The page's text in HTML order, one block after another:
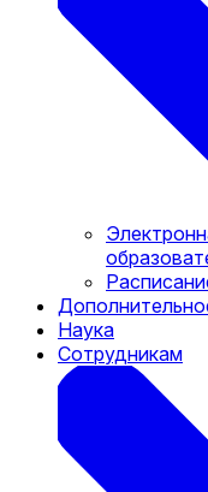
Наука
Сотрудникам